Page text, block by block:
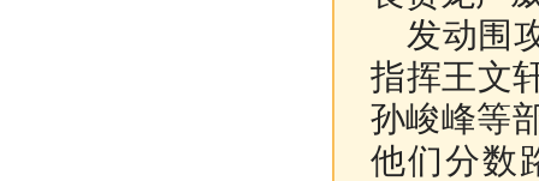
发动围
指挥王文
孙峻峰等
他们分数